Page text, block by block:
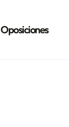
Oposiciones